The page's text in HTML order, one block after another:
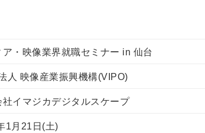
ア・映像業界就職セミナー in 仙台
人 映像産業振興機構(VIPO)
社イマジカデジタルスケープ
1月21日(土)